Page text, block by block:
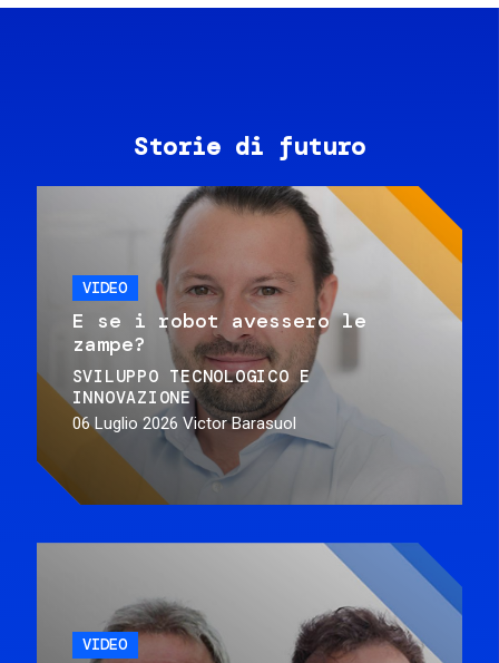
Storie di futuro
VIDEO
E se i robot avessero le
zampe?
SVILUPPO TECNOLOGICO E
INNOVAZIONE
06 Luglio 2026 Victor Barasuol
VIDEO